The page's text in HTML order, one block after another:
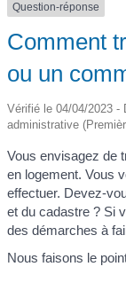
Question-réponse
Comment
ou un
Vérifié le 04/04/2023 -
administrative
Vous envisagez de
en logement. Vous
effectuer. Devez-
et du cadastre ? Si
des démarches à
Nous faisons le